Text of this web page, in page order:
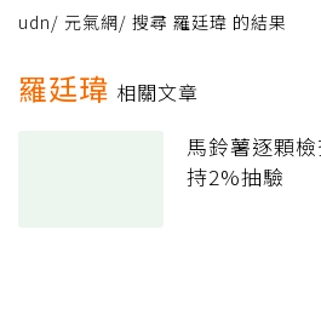
udn/ 元氣網/ 搜尋 羅廷瑋 的結果
羅廷瑋 相關文章
馬鈴薯逐顆
持2%抽驗